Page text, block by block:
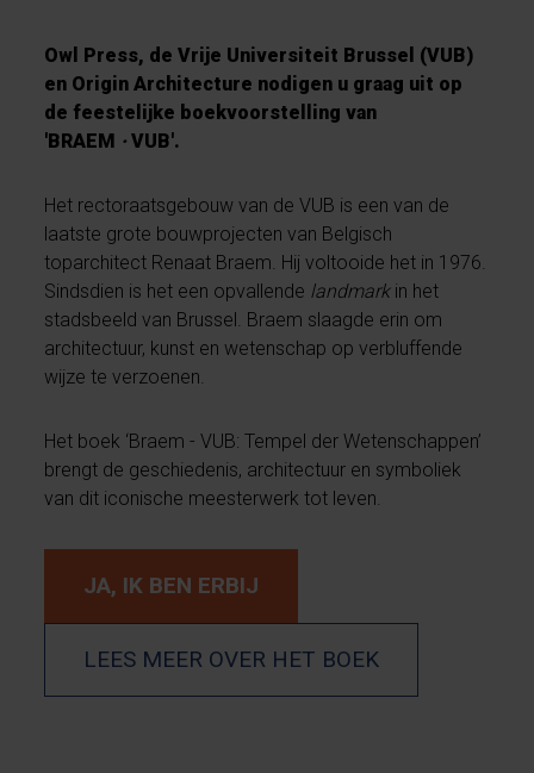
Owl Press, de Vrije Universiteit Brussel (VUB)
en Origin Architecture nodigen u graag uit op
de feestelijke boekvoorstelling van
'BRAEM ·VUB'.
Het rectoraatsgebouw van de VUB is een van de
laatste grote bouwprojecten van Belgisch
toparchitect Renaat Braem. Hij voltooide het in 1976.
Sindsdien is het een opvallende landmark in het
stadsbeeld van Brussel. Braem slaagde erin om
architectuur, kunst en wetenschap op verbluffende
wijze te verzoenen.
Het boek ‘Braem - VUB: Tempel der Wetenschappen’
brengt de geschiedenis, architectuur en symboliek
van dit iconische meesterwerk tot leven.
JA, IK BEN ERBIJ
LEES MEER OVER HET BOEK